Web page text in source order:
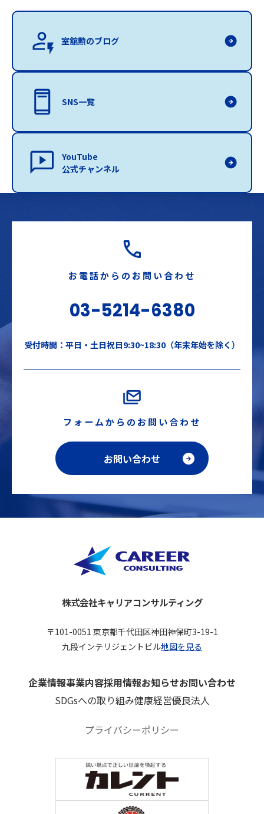
室舘勲のブログ
SNS一覧
YouTube
公式チャンネル
お電話からのお問い合わせ
03-5214-6380
受付時間：平日・土日祝日9:30~18:30（年末年始を除く）
フォームからのお問い合わせ
お問い合わせ
株式会社キャリアコンサルティング
〒101-0051 東京都千代田区神田神保町3-19-1
九段インテリジェントビル地図を見る
企業情報事業内容採用情報お知らせお問い合わせ
SDGsへの取り組み健康経営優良法人
プライバシーポリシー